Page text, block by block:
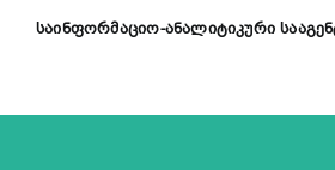
საინფორმაციო-ანალიტიკური